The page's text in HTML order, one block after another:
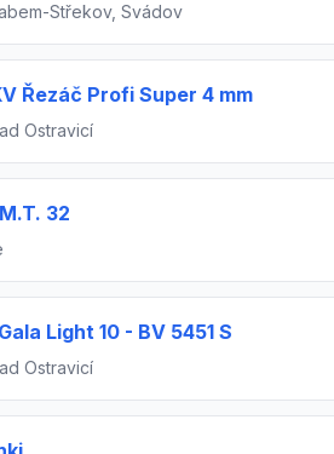
Střekov, Svádov
Řezáč Profi Super 4 mm
Ostravicí
32
Light 10 - BV 5451 S
Ostravicí